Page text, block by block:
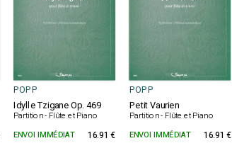
POPP POPP
Idylle Tzigane Op. 469
Partition - Flûte et Piano
Petit Vaurien
Partition - Flûte et Piano
ENVOI IMMÉDIAT 16.91 € ENVOI IMMÉDIAT 16.91 €